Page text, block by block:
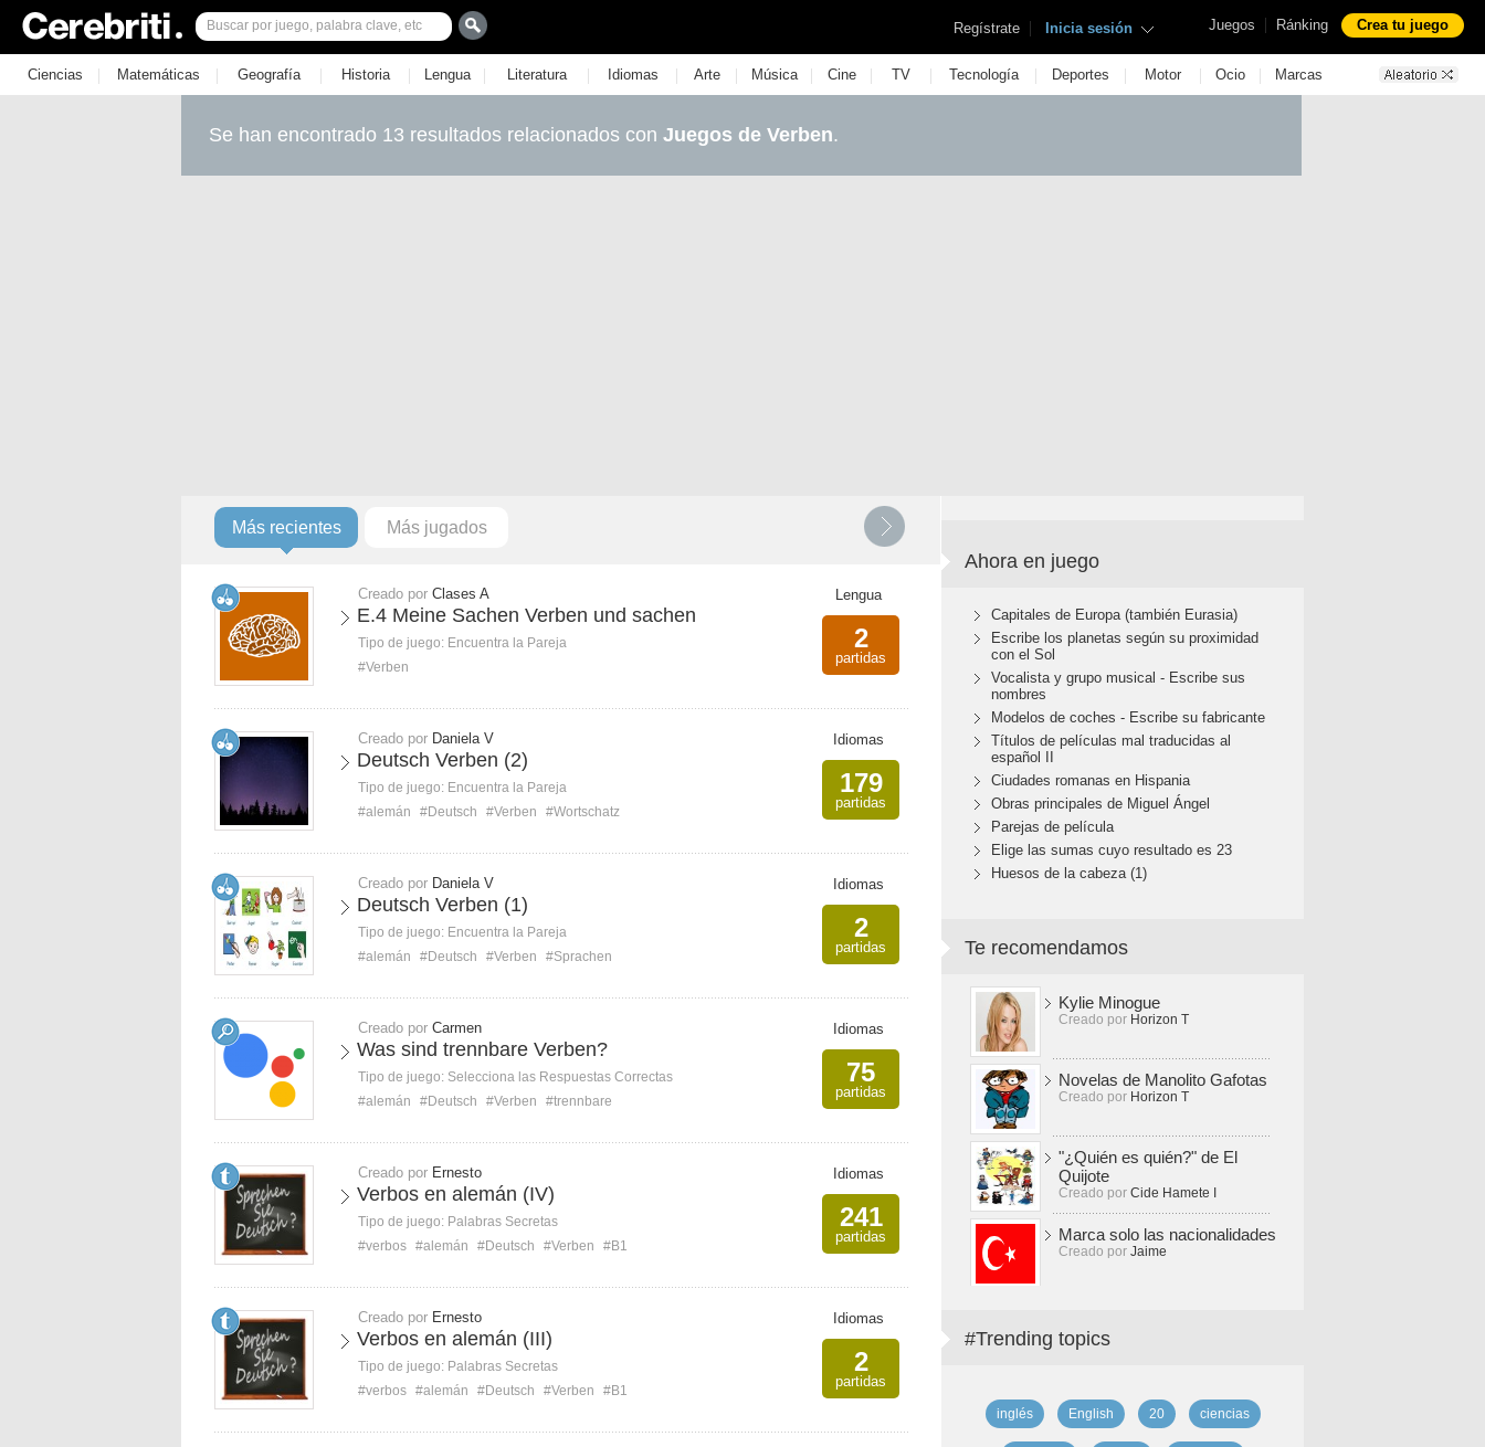
Juegos | Ránking Crea tu juego
Regístrate | Inicia sesión
Ciencias | Matemáticas | Geografía | Historia | Lengua | Literatura | Idiomas | Arte | Música | Cine | TV | Tecnología | Deportes | Motor | Ocio | Marcas
Se han encontrado 13 resultados relacionados con Juegos de Verben.
Más recientes Más jugados
Creado por Clases A
E.4 Meine Sachen Verben und sachen
Tipo de juego: Encuentra la Pareja
#Verben
Lengua
2
partidas
Creado por Daniela V
Deutsch Verben (2)
Tipo de juego: Encuentra la Pareja
#alemán
#Deutsch #Verben #Wortschatz
Idiomas
179
partidas
Creado por Daniela V
Deutsch Verben (1)
Tipo de juego: Encuentra la Pareja
#alemán
#Deutsch #Verben #Sprachen
Idiomas
2
partidas
Creado por Carmen
Was sind trennbare Verben?
Tipo de juego: Selecciona las Respuestas Correctas
#alemán
#Deutsch #Verben #trennbare
Idiomas
75
partidas
Creado por Ernesto
Verbos en alemán (IV)
Tipo de juego: Palabras Secretas
#verbos #alemán #Deutsch #Verben #B1
Idiomas
241
partidas
Creado por Ernesto
Verbos en alemán (III)
Tipo de juego: Palabras Secretas
#verbos #alemán #Deutsch #Verben #B1
Idiomas
2
partidas
Ahora en juego
Capitales de Europa (también Eurasia)
Escribe los planetas según su proximidad
con el Sol
Vocalista y grupo musical - Escribe sus
nombres
Modelos de coches - Escribe su fabricante
Títulos de películas mal traducidas al
español II
Ciudades romanas en Hispania
Obras principales de Miguel Ángel
Parejas de película
Elige las sumas cuyo resultado es 23
Huesos de la cabeza (1)
Te recomendamos
Kylie Minogue
Creado por Horizon T
Novelas de Manolito Gafotas
Creado por Horizon T
"¿Quién es quién?" de El
Quijote
Creado por Cide Hamete I
Marca solo las nacionalidades
Creado por Jaime
#Trending topics
inglés English 20 ciencias